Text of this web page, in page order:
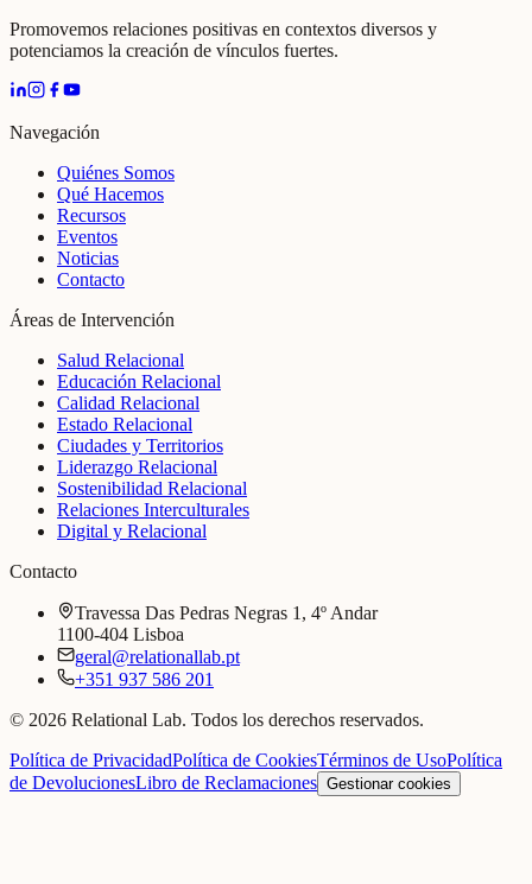
Promovemos relaciones positivas en contextos diversos y
potenciamos la creación de vínculos fuertes.
Navegación
Quiénes Somos
Qué Hacemos
Recursos
Eventos
Noticias
Contacto
Áreas de Intervención
Salud Relacional
Educación Relacional
Calidad Relacional
Estado Relacional
Ciudades y Territorios
Liderazgo Relacional
Sostenibilidad Relacional
Relaciones Interculturales
Digital y Relacional
Contacto
Travessa Das Pedras Negras 1, 4º Andar
1100-404 Lisboa
geral@relationallab.pt
+351 937 586 201
© 2026 Relational Lab. Todos los derechos reservados.
Política de PrivacidadPolítica de CookiesTérminos de UsoPolítica
de DevolucionesLibro de Reclamaciones Gestionar cookies